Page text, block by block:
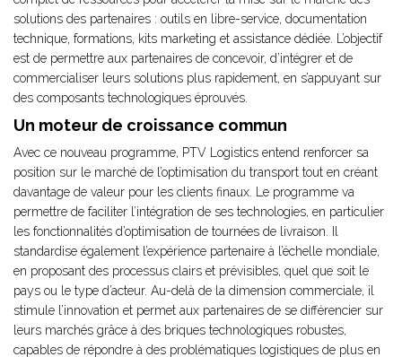
solutions des partenaires : outils en libre-service, documentation
technique, formations, kits marketing et assistance dédiée. L’objectif
est de permettre aux partenaires de concevoir, d’intégrer et de
commercialiser leurs solutions plus rapidement, en s’appuyant sur
des composants technologiques éprouvés.
Un moteur de croissance commun
Avec ce nouveau programme, PTV Logistics entend renforcer sa
position sur le marché de l’optimisation du transport tout en créant
davantage de valeur pour les clients finaux. Le programme va
permettre de faciliter l’intégration de ses technologies, en particulier
les fonctionnalités d’optimisation de tournées de livraison. Il
standardise également l’expérience partenaire à l’échelle mondiale,
en proposant des processus clairs et prévisibles, quel que soit le
pays ou le type d’acteur. Au-delà de la dimension commerciale, il
stimule l’innovation et permet aux partenaires de se différencier sur
leurs marchés grâce à des briques technologiques robustes,
capables de répondre à des problématiques logistiques de plus en